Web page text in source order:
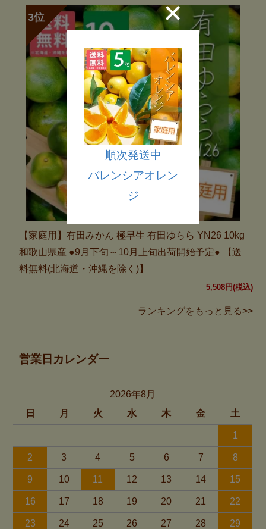
【家庭用】有田みかん 極早生 有田ゆらら YN26 10kg
和歌山県産 ●9月下旬～10月上旬出荷開始予定● 【送
料無料(北海道・沖縄を除く)】
5,508円(税込)
ランキングをもっと見る>>
営業日カレンダー
2026年8月
日
月 火 水 木 金 土
1
2 3 4 5 6 7 8
9 10 11 12 13 14 15
16 17 18 19 20 21 22
23 24 25 26 27 28 29
順次発送中
バレンシアオレン
ジ